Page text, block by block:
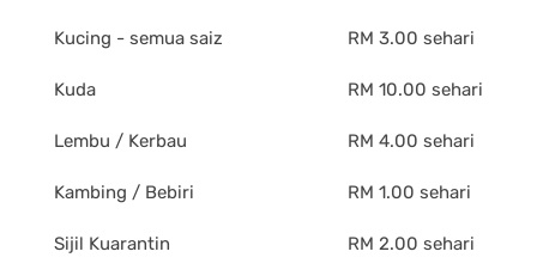
Kucing - semua saiz RM 3.00 sehari
Kuda RM 10.00 sehari
Lembu / Kerbau RM 4.00 sehari
Kambing / Bebiri RM 1.00 sehari
Sijil Kuarantin RM 2.00 sehari